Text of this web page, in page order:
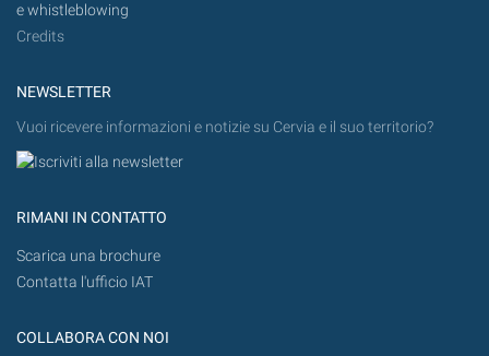
e whistleblowing
Credits
NEWSLETTER
Vuoi ricevere informazioni e notizie su Cervia e il suo territorio?
RIMANI IN CONTATTO
Scarica una brochure
Contatta l'ufficio IAT
COLLABORA CON NOI